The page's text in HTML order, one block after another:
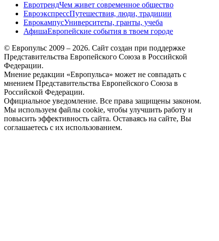
ЕвротрендЧем живет современное общество
ЕвроэкспрессПутешествия, люди, традиции
ЕврокампусУниверситеты, гранты, учеба
АфишаЕвропейские события в твоем городе
© Европульс 2009 – 2026. Сайт создан при поддержке
Представительства Европейского Союза в Российской
Федерации.
Мнение редакции «Европульса» может не совпадать с
мнением Представительства Европейского Союза в
Российской Федерации.
Официальное уведомление. Все права защищены законом.
Мы используем файлы cookie, чтобы улучшить работу и
повысить эффективность сайта. Оставаясь на сайте, Вы
соглашаетесь с их использованием.